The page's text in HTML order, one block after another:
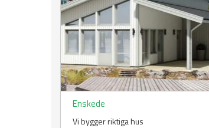
Enskede
Vi bygger riktiga hus